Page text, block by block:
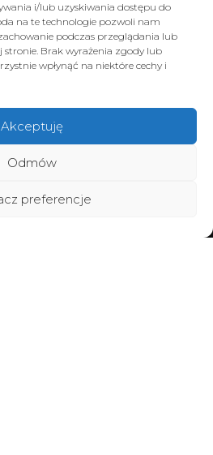
i/lub uzyskiwania dostępu do
na te technologie pozwoli nam
podczas przeglądania lub
Brak wyrażenia zgody lub
wpłynąć na niektóre cechy i
Akceptuję
Odmów
preferencje